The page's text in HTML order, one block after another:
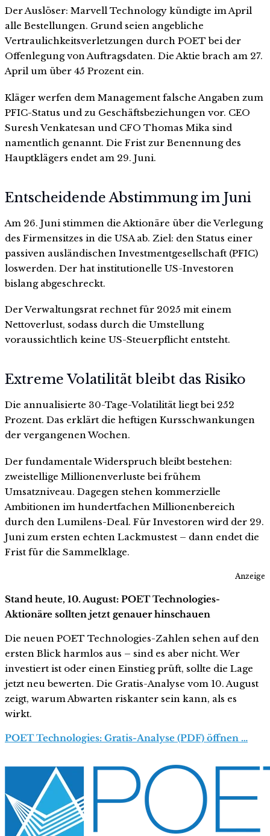
Der Auslöser: Marvell Technology kündigte im April
alle Bestellungen. Grund seien angebliche
Vertraulichkeitsverletzungen durch POET bei der
Offenlegung von Auftragsdaten. Die Aktie brach am 27.
April um über 45 Prozent ein.
Kläger werfen dem Management falsche Angaben zum
PFIC-Status und zu Geschäftsbeziehungen vor. CEO
Suresh Venkatesan und CFO Thomas Mika sind
namentlich genannt. Die Frist zur Benennung des
Hauptklägers endet am 29. Juni.
Entscheidende Abstimmung im Juni
Am 26. Juni stimmen die Aktionäre über die Verlegung
des Firmensitzes in die USA ab. Ziel: den Status einer
passiven ausländischen Investmentgesellschaft (PFIC)
loswerden. Der hat institutionelle US-Investoren
bislang abgeschreckt.
Der Verwaltungsrat rechnet für 2025 mit einem
Nettoverlust, sodass durch die Umstellung
voraussichtlich keine US-Steuerpflicht entsteht.
Extreme Volatilität bleibt das Risiko
Die annualisierte 30-Tage-Volatilität liegt bei 252
Prozent. Das erklärt die heftigen Kursschwankungen
der vergangenen Wochen.
Der fundamentale Widerspruch bleibt bestehen:
zweistellige Millionenverluste bei frühem
Umsatzniveau. Dagegen stehen kommerzielle
Ambitionen im hundertfachen Millionenbereich
durch den Lumilens-Deal. Für Investoren wird der 29.
Juni zum ersten echten Lackmustest – dann endet die
Frist für die Sammelklage.
Anzeige
Stand heute, 10. August: POET Technologies-
Aktionäre sollten jetzt genauer hinschauen
Die neuen POET Technologies-Zahlen sehen auf den
ersten Blick harmlos aus – sind es aber nicht. Wer
investiert ist oder einen Einstieg prüft, sollte die Lage
jetzt neu bewerten. Die Gratis-Analyse vom 10. August
zeigt, warum Abwarten riskanter sein kann, als es
wirkt.
POET Technologies: Gratis-Analyse (PDF) öffnen …